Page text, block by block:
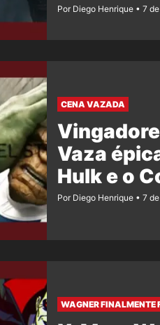
Por Diego Henrique 7
CENA VAZADA
Vaza
Hulk e o
Por Diego Henrique 7
WAGNER FINALMENTE